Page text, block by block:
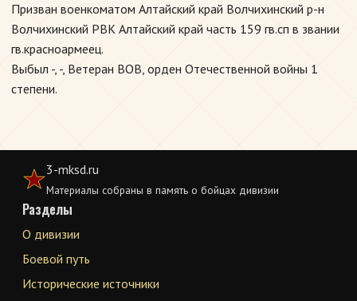
Призван военкоматом Алтайский край Волчихинский р-н
Волчихинский РВК Алтайский край часть 159 гв.сп в звании
гв.красноармеец.
Выбыл -, -, Ветеран ВОВ, орден Отечественной войны 1
степени.
3-mksd.ru
Материалы собраны в память о бойцах дивизии
Разделы
О дивизии
Боевой путь
Исторические источники